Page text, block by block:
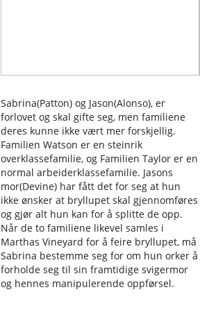
Sabrina(Patton) og Jason(Alonso), er
forlovet og skal gifte seg, men familiene
deres kunne ikke vært mer forskjellig.
Familien Watson er en steinrik
overklassefamilie, og Familien Taylor er en
normal arbeiderklassefamilie. Jasons
mor(Devine) har fått det for seg at hun
ikke ønsker at bryllupet skal gjennomføres
og gjør alt hun kan for å splitte de opp.
Når de to familiene likevel samles i
Marthas Vineyard for å feire bryllupet, må
Sabrina bestemme seg for om hun orker å
forholde seg til sin framtidige svigermor
og hennes manipulerende oppførsel.